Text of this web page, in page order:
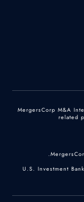
© 2025 MergersCorp
related
U.S. Investment